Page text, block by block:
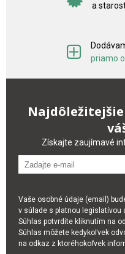
a
priamo
Získajte zaujímavé
Vaše osobné údaje (email)
v súlade s platnou legislatívou
Súhlas potvrdíte kliknutím na
Súhlas môžete kedykoľvek
na odkaz z ktoréhokoľvek